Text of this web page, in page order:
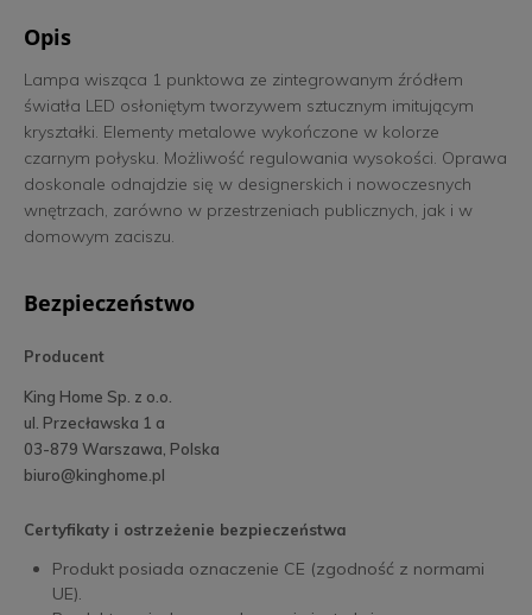
Opis
Lampa wisząca 1 punktowa ze zintegrowanym źródłem
światła LED osłoniętym tworzywem sztucznym imitującym
kryształki. Elementy metalowe wykończone w kolorze
czarnym połysku. Możliwość regulowania wysokości. Oprawa
doskonale odnajdzie się w designerskich i nowoczesnych
wnętrzach, zarówno w przestrzeniach publicznych, jak i w
domowym zaciszu.
Bezpieczeństwo
Producent
King Home Sp. z o.o.
ul. Przecławska 1 a
03-879 Warszawa, Polska
biuro@kinghome.pl
Certyfikaty i ostrzeżenie bezpieczeństwa
Produkt posiada oznaczenie CE (zgodność z normami
UE).